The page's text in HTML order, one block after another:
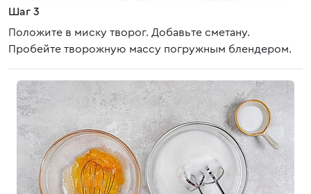
Шаг 3
Положите в миску творог. Добавьте сметану.
Пробейте творожную массу погружным блендером.